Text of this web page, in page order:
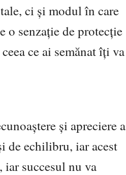
ci și modul în care
o senzație de protecție
ce ai semănat îți va
și apreciere a
de echilibru, iar acest
succesul nu va